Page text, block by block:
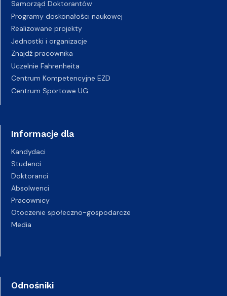
Samorząd Doktorantów
Programy doskonałości naukowej
Realizowane projekty
Jednostki i organizacje
Znajdź pracownika
Uczelnie Fahrenheita
Centrum Kompetencyjne EZD
Centrum Sportowe UG
Informacje dla
Kandydaci
Studenci
Doktoranci
Absolwenci
Pracownicy
Otoczenie społeczno-gospodarcze
Media
Odnośniki